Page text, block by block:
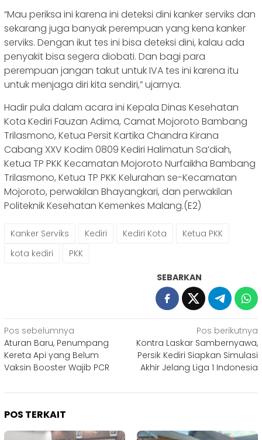
“Mau periksa ini karena ini deteksi dini kanker serviks dan
sekarang juga banyak perempuan yang kena kanker
serviks. Dengan ikut tes ini bisa deteksi dini, kalau ada
penyakit bisa segera diobati. Dan bagi para
perempuan jangan takut untuk IVA tes ini karena itu
untuk menjaga diri kita sendiri,” ujarnya.
Hadir pula dalam acara ini Kepala Dinas Kesehatan
Kota Kediri Fauzan Adima, Camat Mojoroto Bambang
Trilasmono, Ketua Persit Kartika Chandra Kirana
Cabang XXV Kodim 0809 Kediri Halimatun Sa’diah,
Ketua TP PKK Kecamatan Mojoroto Nurfaikha Bambang
Trilasmono, Ketua TP PKK Kelurahan se-Kecamatan
Mojoroto, perwakilan Bhayangkari, dan perwakilan
Politeknik Kesehatan Kemenkes Malang.(E2)
Kanker Serviks Kediri Kediri Kota
Ketua PKK
kota kediri
PKK
SEBARKAN
Navigasi
pos
Pos sebelumnya
Aturan Baru, Penumpang
Kereta Api yang Belum
Vaksin Booster Wajib PCR
Pos berikutnya
Kontra Laskar Sambernyawa,
Persik Kediri Siapkan Simulasi
Akhir Jelang Liga 1 Indonesia
POS TERKAIT